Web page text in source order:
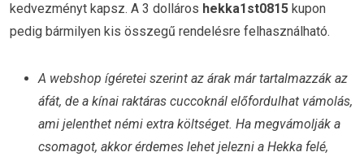
kedvezményt kapsz. A 3 dolláros hekka1st0815 kupon
pedig bármilyen kis összegű rendelésre felhasználható.
A webshop ígéretei szerint az árak már tartalmazzák az
áfát, de a kínai raktáras cuccoknál előfordulhat vámolás,
ami jelenthet némi extra költséget. Ha megvámolják a
csomagot, akkor érdemes lehet jelezni a Hekka felé,